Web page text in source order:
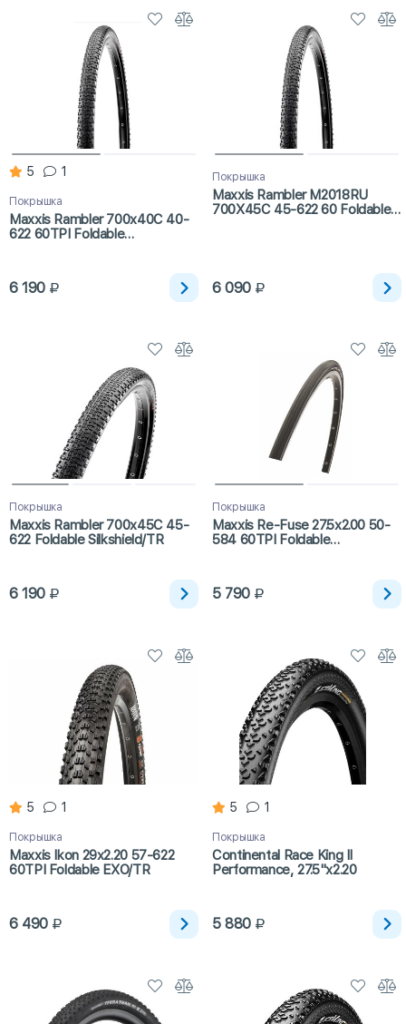
5 1
Покрышка
Maxxis Rambler 700x40C 40-
622 60TPI Foldable
6 190
Покрышка
Maxxis Rambler M2018RU
700X45C 45-622 60 Foldable
6 090
Покрышка
Maxxis Rambler 700x45C 45-
622 Foldable Silkshield/TR
6 190
Покрышка
Maxxis Re-Fuse 27.5x2.00 50-
584 60TPI Foldable
5 790
5 1
Покрышка
Maxxis Ikon 29x2.20 57-622
60TPI Foldable EXO/TR
6 490
5 1
Покрышка
Continental Race King II
Performance, 27.5"х2.20
5 880